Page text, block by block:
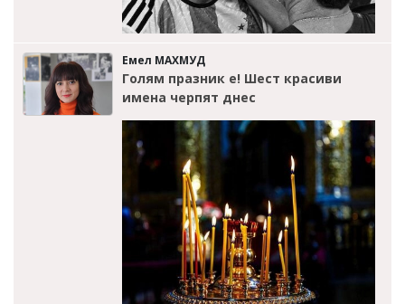
Емел МАХМУД
Голям празник е! Шест красиви
имена черпят днес